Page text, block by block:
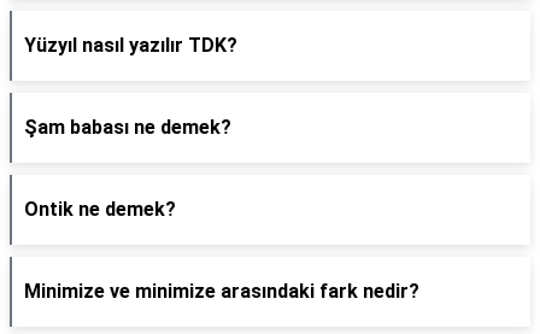
Yüzyıl nasıl yazılır TDK?
Şam babası ne demek?
Ontik ne demek?
Minimize ve minimize arasındaki fark nedir?